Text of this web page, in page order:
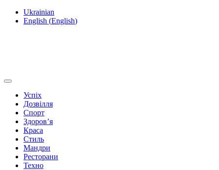
Ukrainian
English (English)
Успіх
Дозвілля
Спорт
Здоров’я
Краса
Стиль
Мандри
Ресторани
Техно